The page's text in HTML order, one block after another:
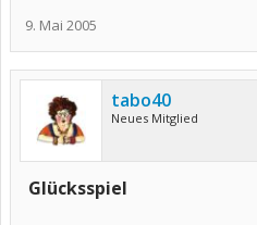
9. Mai 2005
tabo40
Neues Mitglied
Glücksspiel